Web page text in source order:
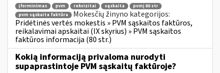
įforminimas pvm rekvizitai sąskaita
pvmį 80 str
pvm sąskaita faktūra
Mokesčių žinyno kategorijos:
Pridėtinės vertės mokestis » PVM sąskaitos faktūros,
reikalavimai apskaitai (IX skyrius) » PVM sąskaitos
faktūros informacija (80 str.)
Kokią informaciją privaloma nurodyti
supaprastintoje PVM sąskaitų faktūroje?